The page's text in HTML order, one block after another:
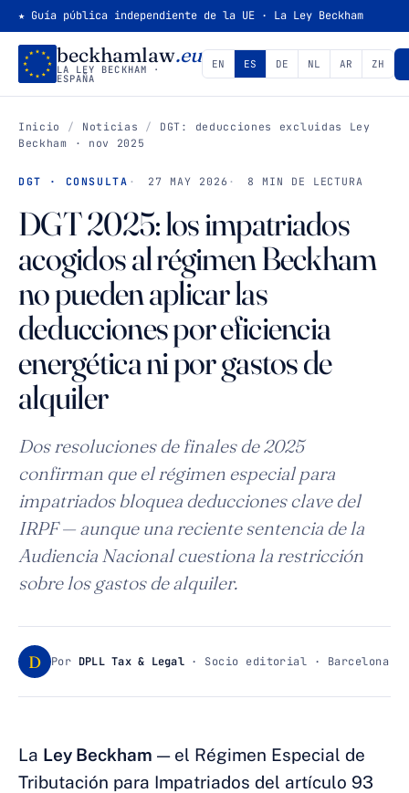
★ Guía pública independiente de la UE · La Ley Beckham
beckhamlaw.eu
LA LEY BECKHAM ·
ESPAÑA
EN ES DE NL AR ZH
Inicio / Noticias /
DGT: deducciones excluidas Ley
Beckham · nov 2025
DGT · CONSULTA 27 MAY 2026 8 MIN DE LECTURA
DGT 2025: los impatriados
acogidos al régimen Beckham
no pueden aplicar las
deducciones por eficiencia
energética ni por gastos de
alquiler
Dos resoluciones de finales de 2025
confirman que el régimen especial para
impatriados bloquea deducciones clave del
IRPF — aunque una reciente sentencia de la
Audiencia Nacional cuestiona la restricción
sobre los gastos de alquiler.
D Por DPLL Tax & Legal· Socio editorial · Barcelona
La Ley Beckham — el Régimen Especial de
Tributación para Impatriados del artículo 93